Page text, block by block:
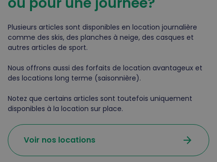
Plusieurs articles sont disponibles en location journalière
comme des skis, des planches à neige, des casques et
autres articles de sport.
Nous offrons aussi des forfaits de location avantageux et
des locations long terme (saisonnière).
Notez que certains articles sont toutefois uniquement
disponibles à la location sur place.
Voir nos locations arrow_forward